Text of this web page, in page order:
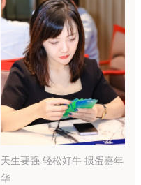
天生要强 轻松好牛 掼蛋嘉年
华